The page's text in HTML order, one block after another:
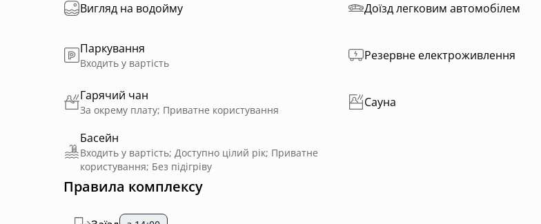
Вигляд на водойму Доїзд легковим автомобілем
Паркування
Входить у вартість
Резервне електроживлення
Гарячий чан
За окрему плату; Приватне користування
Сауна
Басейн
Входить у вартість; Доступно цілий рік; Приватне
користування; Без підігріву
Правила комплексу